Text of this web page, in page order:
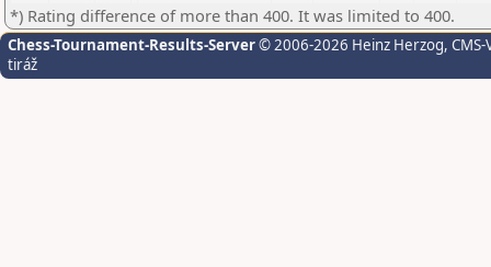
*) Rating difference of more than 400. It was limited to 400.
Chess-Tournament-Results-Server© 2006-2026 Heinz Herzog,
tiráž